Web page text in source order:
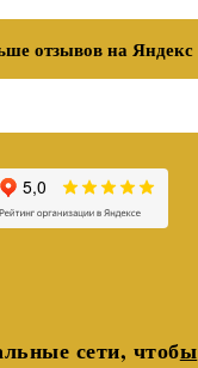
отзывов на Яндекс
сети, чтобы